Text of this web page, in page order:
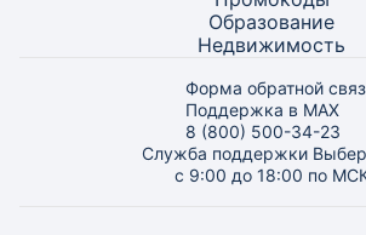
Образование
Недвижимость
Форма обратной
Поддержка в MAX
8 (800) 500-34-23
Служба поддержки
с 9:00 до 18:00 по